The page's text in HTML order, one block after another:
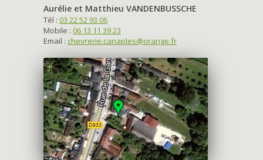
Aurélie et Matthieu VANDENBUSSCHE
Tél : 03 22 52 93 06
Mobile : 06 13 11 39 23
Email : chevrerie.canaples@orange.fr